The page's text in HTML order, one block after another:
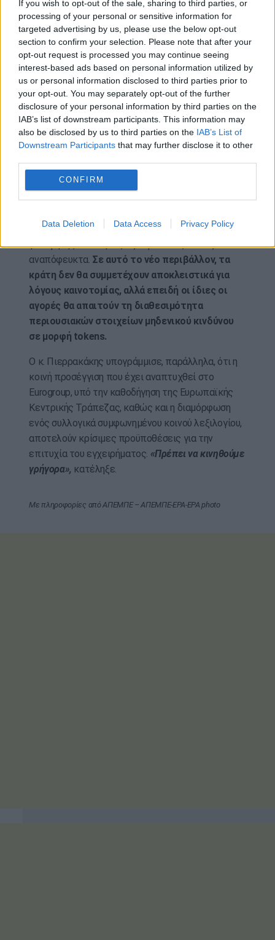
If you wish to opt-out of the sale, sharing to third parties, or
processing of your personal or sensitive information for
targeted advertising by us, please use the below opt-out
section to confirm your selection. Please note that after your
opt-out request is processed you may continue seeing
interest-based ads based on personal information utilized by
us or personal information disclosed to third parties prior to
your opt-out. You may separately opt-out of the further
disclosure of your personal information by third parties on the
IAB’s list of downstream participants. This information may
also be disclosed by us to third parties on the IAB’s List of
Downstream Participants that may further disclose it to other
CONFIRM
Data Deletion Data Access Privacy Policy
κυβερνοασφάλειας, υπογραμμίζοντας ότι
αποτελεί ολοένα και σημαντικότερο παράγοντα
στη νέα ψηφιακή πραγματικότητα.
Αναφερόμενος στην διαδικασία μετατροπής
χρηματοοικονομικών περιουσιακών στοιχείων
σε tokens (tokenization), ο υπουργός
διευκρίνισε ότι «δεν πρόκειται για μια νέα
κατηγορία επενδυτικών προϊόντων, αλλά για
ένα νέο επίπεδο χρηματοοικονομικής
τον τρόπο λειτουργίας των αγορών».
Όπως σημείωσε, καθώς θα αναπτύσσονται οι εν
υπόλοιπα χρηματοοικονομικά προϊόντα, η ζήτηση
για υψηλής ποιότητας εξασφαλίσεις θα αυξάνεται
αναπόφευκτα. Σε αυτό το νέο περιβάλλον, τα
κράτη δεν θα συμμετέχουν αποκλειστικά για
λόγους καινοτομίας, αλλά επειδή οι ίδιες οι
αγορές θα απαιτούν τη διαθεσιμότητα
περιουσιακών στοιχείων μηδενικού κινδύνου
σε μορφή tokens.
Ο κ. Πιερρακάκης υπογράμμισε, παράλληλα, ότι η
κοινή προσέγγιση που έχει αναπτυχθεί στο
Eurogroup, υπό την καθοδήγηση της Ευρωπαϊκής
Κεντρικής Τράπεζας, καθώς και η διαμόρφωση
ενός συλλογικά συμφωνημένου κοινού λεξιλογίου,
αποτελούν κρίσιμες προϋποθέσεις για την
επιτυχία του εγχειρήματος. «Πρέπει να κινηθούμε
γρήγορα», κατέληξε.
Με πληροφορίες από ΑΠΕΜΠΕ – ΑΠΕΜΠΕ-EPA-EPA photo